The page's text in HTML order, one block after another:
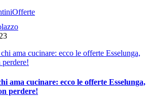
Offerte
ama cucinare: ecco le offerte Esselunga,
perdere!